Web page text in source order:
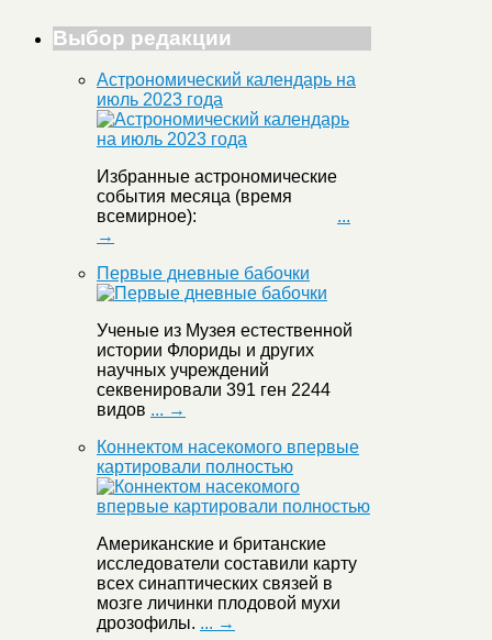
Выбор редакции
Астрономический календарь на
июль 2023 года
Избранные астрономические
события месяца (время
всемирное): ...
→
Первые дневные бабочки
Ученые из Музея естественной
истории Флориды и других
научных учреждений
секвенировали 391 ген 2244
видов ... →
Коннектом насекомого впервые
картировали полностью
Американские и британские
исследователи составили карту
всех синаптических связей в
мозге личинки плодовой мухи
дрозофилы. ... →